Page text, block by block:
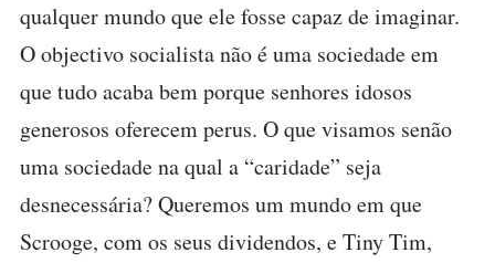
qualquer mundo que ele fosse capaz de imaginar.
O objectivo socialista não é uma sociedade em
que tudo acaba bem porque senhores idosos
generosos oferecem perus. O que visamos senão
uma sociedade na qual a “caridade” seja
desnecessária? Queremos um mundo em que
Scrooge, com os seus dividendos, e Tiny Tim,